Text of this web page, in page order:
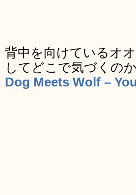
背中を向けているオ
してどこで気づくの
Dog Meets Wolf –